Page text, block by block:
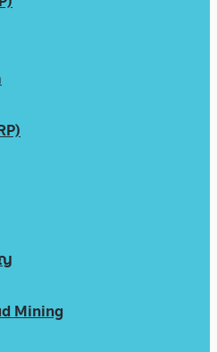
Mining